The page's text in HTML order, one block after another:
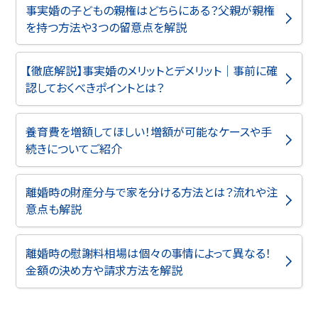
事実婚の子どもの親権はどちらにある？父親が親権
を持つ方法や3つの留意点を解説
【徹底解説】事実婚のメリットとデメリット｜事前に確
認しておくべきポイントとは？
養育費を増額してほしい！増額が可能なケースや手
続きについてご紹介
離婚時の財産分与で家を分ける方法とは？流れや注
意点も解説
離婚時の慰謝料相場は個々の事情によって異なる！
金額の決め方や請求方法を解説